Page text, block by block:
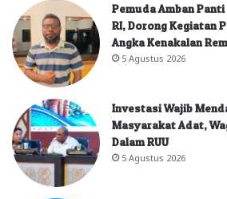
Pemuda Amban
RI, Dorong Kegiatan
Angka Kenakalan
5 Agustus 2026
Investasi Wajib
Masyarakat Adat,
Dalam RUU
5 Agustus 2026